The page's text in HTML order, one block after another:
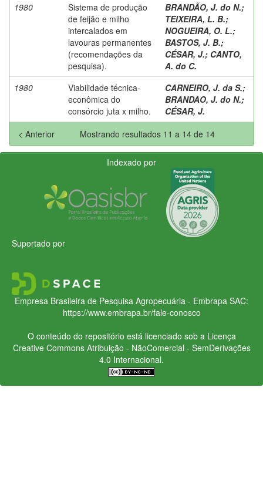
1980
Sistema de produção
de feijão e milho
intercalados em
lavouras permanentes
(recomendações da
pesquisa).
BRANDÃO, J. do N.;
TEIXEIRA, L. B.;
NOGUEIRA, O. L.;
BASTOS, J. B.;
CÉSAR, J.; CANTO,
A. do C.
1980
Viabilidade técnica-
econômica do
consórcio juta x milho.
CARNEIRO, J. da S.;
BRANDAO, J. do N.;
CÉSAR, J.
Mostrando resultados 11 a 14 de 14
< Anterior
Indexado por
Suportado por
Empresa Brasileira de Pesquisa Agropecuária - Embrapa SAC:
https://www.embrapa.br/fale-conosco
O conteúdo do repositório está licenciado sob a Licença
Creative CommonsAtribuição - NãoComercial - SemDerivações
4.0 Internacional.